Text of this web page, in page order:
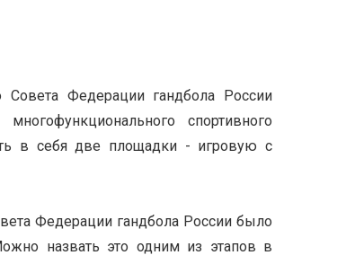
Федерации гандбола России
спортивного
в себя две площадки - игровую с
Федерации гандбола России было
назвать это одним из этапов в